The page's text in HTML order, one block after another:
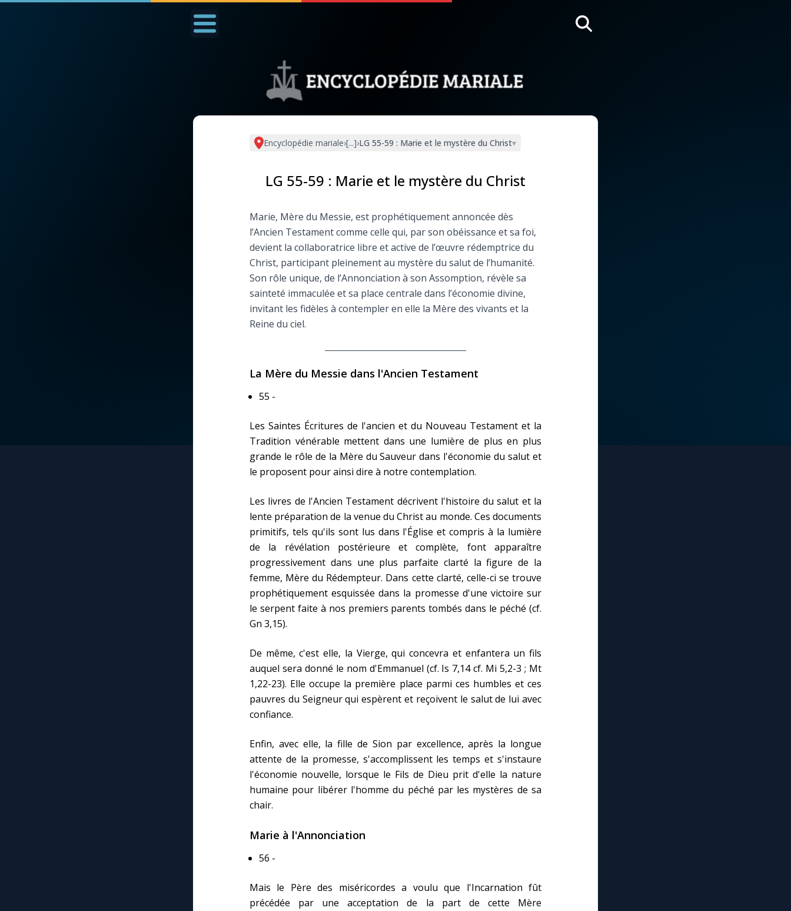
Nous soutenir À propos Facebook Infos légales
Prier au quotidien
Les premiers samedis
Marie qui défait les
Mes intentions de
Une Minute avec Marie
◼︎À la une
Contact
Faire un don
Marie de Nazareth
Encyclopédie mariale›[...]›LG 55-59 : Marie et le mystère du Christ▾
LG 55-59 : Marie et le mystère du Christ
Marie, Mère du Messie, est prophétiquement annoncée dès
l’Ancien Testament comme celle qui, par son obéissance et sa foi,
devient la collaboratrice libre et active de l’œuvre rédemptrice du
Christ, participant pleinement au mystère du salut de l’humanité.
Son rôle unique, de l’Annonciation à son Assomption, révèle sa
sainteté immaculée et sa place centrale dans l’économie divine,
invitant les fidèles à contempler en elle la Mère des vivants et la
Reine du ciel.
La Mère du Messie dans l'Ancien Testament
55 -
Les Saintes Écritures de l'ancien et du Nouveau Testament et la
Tradition vénérable mettent dans une lumière de plus en plus
grande le rôle de la Mère du Sauveur dans l'économie du salut et
le proposent pour ainsi dire à notre contemplation.
Les livres de l'Ancien Testament décrivent l'histoire du salut et la
lente préparation de la venue du Christ au monde. Ces documents
primitifs, tels qu'ils sont lus dans l'Église et compris à la lumière
de la révélation postérieure et complète, font apparaître
progressivement dans une plus parfaite clarté la figure de la
femme, Mère du Rédempteur. Dans cette clarté, celle-ci se trouve
prophétiquement esquissée dans la promesse d'une victoire sur
le serpent faite à nos premiers parents tombés dans le péché (cf.
Gn 3,15).
De même, c'est elle, la Vierge, qui concevra et enfantera un fils
auquel sera donné le nom d'Emmanuel (cf. Is 7,14 cf. Mi 5,2-3 ; Mt
1,22-23). Elle occupe la première place parmi ces humbles et ces
pauvres du Seigneur qui espèrent et reçoivent le salut de lui avec
confiance.
Enfin, avec elle, la fille de Sion par excellence, après la longue
attente de la promesse, s'accomplissent les temps et s'instaure
l'économie nouvelle, lorsque le Fils de Dieu prit d'elle la nature
humaine pour libérer l'homme du péché par les mystères de sa
chair.
Marie à l'Annonciation
56 -
Mais le Père des miséricordes a voulu que l'Incarnation fût
précédée par une acceptation de la part de cette Mère